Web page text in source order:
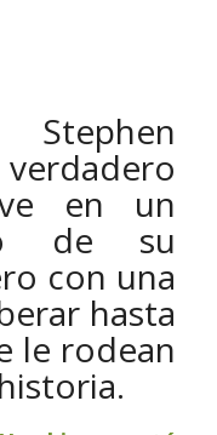
verdadero
en un
de su
con una
hasta
le rodean